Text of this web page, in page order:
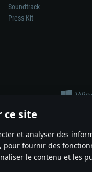
ce site
et analyser des
fournir des
le contenu et les
Soundtrack
Press Kit
véhicule réel dans ce jeu
trademarks, logos and brand